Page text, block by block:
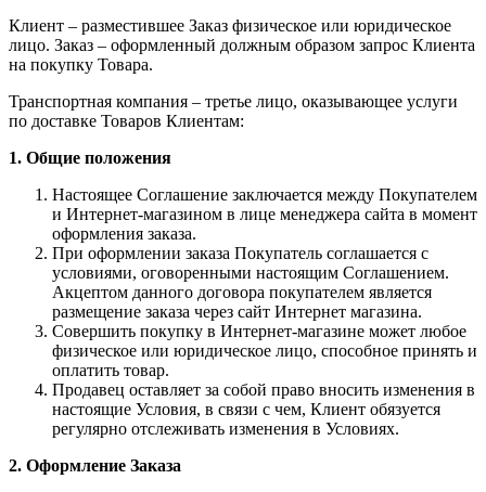
Клиент – разместившее Заказ физическое или юридическое
лицо. Заказ – оформленный должным образом запрос Клиента
на покупку Товара.
Транспортная компания – третье лицо, оказывающее услуги
по доставке Товаров Клиентам:
1. Общие положения
Настоящее Соглашение заключается между Покупателем
и Интернет-магазином в лице менеджера сайта в момент
оформления заказа.
При оформлении заказа Покупатель соглашается с
условиями, оговоренными настоящим Соглашением.
Акцептом данного договора покупателем является
размещение заказа через сайт Интернет магазина.
Совершить покупку в Интернет-магазине может любое
физическое или юридическое лицо, способное принять и
оплатить товар.
Продавец оставляет за собой право вносить изменения в
настоящие Условия, в связи с чем, Клиент обязуется
регулярно отслеживать изменения в Условиях.
2. Оформление Заказа